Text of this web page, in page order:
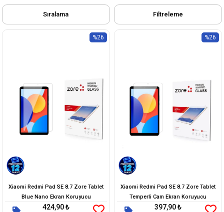
Filtreleme
Sıralama
Xiaomi Redmi Pad SE 8.7 Zore Tablet
Blue Nano Ekran Koruyucu
424,90 ₺
%26
Xiaomi Redmi Pad SE 8.7 Zore Tablet
Temperli Cam Ekran Koruyucu
397,90 ₺
%26